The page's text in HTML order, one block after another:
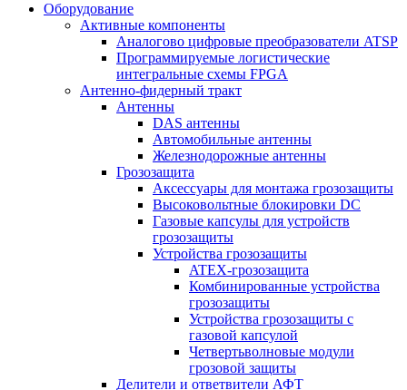
Оборудование
Активные компоненты
Аналогово цифровые преобразователи ATSP
Программируемые логистические
интегральные схемы FPGA
Антенно-фидерный тракт
Антенны
DAS антенны
Автомобильные антенны
Железнодорожные антенны
Грозозащита
Аксессуары для монтажа грозозащиты
Высоковольтные блокировки DC
Газовые капсулы для устройств
грозозащиты
Устройства грозозащиты
ATEX-грозозащита
Комбинированные устройства
грозозащиты
Устройства грозозащиты с
газовой капсулой
Четвертьволновые модули
грозовой защиты
Делители и ответвители АФТ